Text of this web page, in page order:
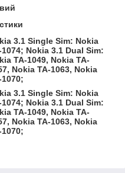
3.1 Single Sim: Nokia
1074; Nokia 3.1 Dual Sim:
TA-1049, Nokia TA-
Nokia TA-1063, Nokia
1070;
3.1 Single Sim: Nokia
1074; Nokia 3.1 Dual Sim:
TA-1049, Nokia TA-
Nokia TA-1063, Nokia
1070;